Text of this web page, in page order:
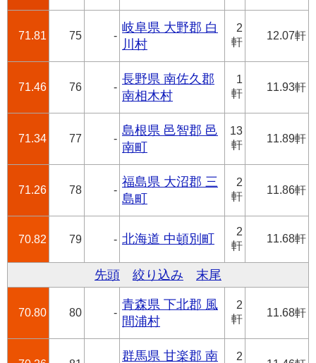
71.81 75 -
岐阜県 大野郡 白
川村
2
軒
12.07軒
71.46 76 -
長野県 南佐久郡
南相木村
1
軒
11.93軒
71.34 77 -
島根県 邑智郡 邑
南町
13
軒
11.89軒
71.26 78 -
福島県 大沼郡 三
島町
2
軒
11.86軒
70.82 79 - 北海道 中頓別町
2
軒
11.68軒
先頭 絞り込み 末尾
70.80 80 -
青森県 下北郡 風
間浦村
2
軒
11.68軒
群馬県 甘楽郡 南 2